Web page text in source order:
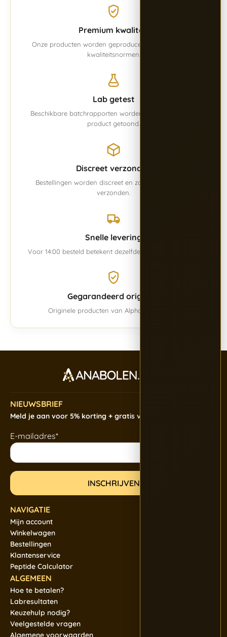
Premium kwaliteit
Onze producten worden geproduceerd volgens vaste
kwaliteitsnormen.
Lab getest
Beschikbare batchrapporten worden overzichtelijk per
product getoond.
Discreet verzonden
Bestellingen worden discreet en zorgvuldig verpakt
verzonden.
Snelle levering
Voor 14:00 besteld betekent dezelfde werkdag verwerkt.
Gegarandeerd origineel
Originele producten van Alpha BioPharma.
NIEUWSBRIEF
Meld je aan voor 5% korting + gratis verzending
E-mailadres*
NAVIGATIE
Mijn account
Winkelwagen
Bestellingen
Klantenservice
Peptide Calculator
ALGEMEEN
Hoe te betalen?
Labresultaten
Keuzehulp nodig?
Veelgestelde vragen
Algemene voorwaarden